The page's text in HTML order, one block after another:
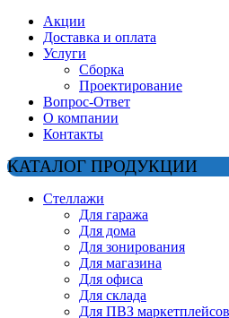
Акции
Доставка и оплата
Услуги
Сборка
Проектирование
Вопрос-Ответ
О компании
Контакты
КАТАЛОГ ПРОДУКЦИИ
Стеллажи
Для гаража
Для дома
Для зонирования
Для магазина
Для офиса
Для склада
Для ПВЗ маркетплейсов